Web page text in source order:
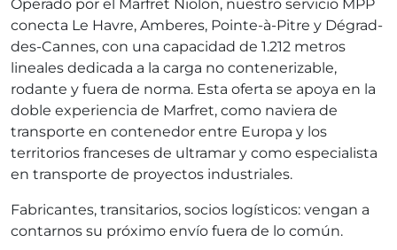
Operado por el Marfret Niolon, nuestro servicio MPP
conecta Le Havre, Amberes, Pointe-à-Pitre y Dégrad-
des-Cannes, con una capacidad de 1.212 metros
lineales dedicada a la carga no contenerizable,
rodante y fuera de norma. Esta oferta se apoya en la
doble experiencia de Marfret, como naviera de
transporte en contenedor entre Europa y los
territorios franceses de ultramar y como especialista
en transporte de proyectos industriales.
Fabricantes, transitarios, socios logísticos: vengan a
contarnos su próximo envío fuera de lo común.